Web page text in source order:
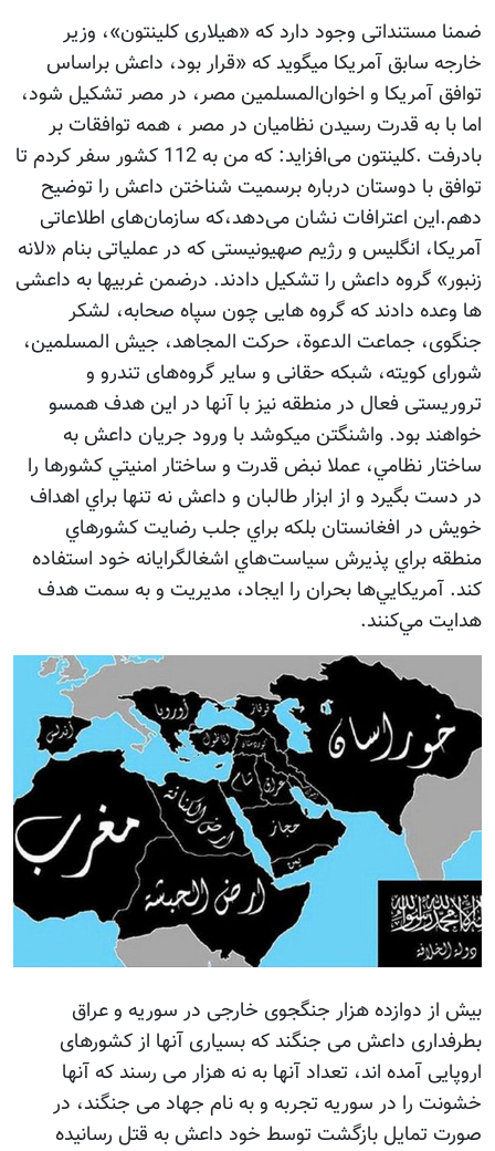
ضمنا مستنداتی وجود دارد که «هیلاری کلینتون»، وزیر
خارجه سابق آمریکا میگوید که «قرار بود، داعش براساس
توافق آمریکا و اخوان‌المسلمین مصر، در مصر تشکیل شود،
اما با به قدرت رسیدن نظامیان در مصر ، همه توافقات بر
بادرفت .کلینتون می‌افزاید: که من به 112 کشور سفر کردم تا
توافق با دوستان درباره برسمیت شناختن داعش را توضیح
دهم.این اعترافات نشان می‌دهد،که سازمان‌های اطلاعاتی
آمریکا، انگلیس و رژیم صهیونیستی که در عملیاتی بنام «لانه
زنبور» گروه داعش را تشکیل دادند. درضمن غربیها به داعشی
ها وعده دادند که گروه هایی چون سپاه صحابه، لشکر
جنگوی، جماعت الدعوة، حرکت المجاهد، جیش المسلمین،
شورای کویته، شبکه حقانی و سایر گروه‌های تندرو و
تروریستی فعال در منطقه نیز با آنها در این هدف همسو
خواهند بود. واشنگتن میکوشد با ورود جريان داعش به
ساختار نظامي، عملا نبض قدرت و ساختار امنيتي کشورها را
در دست بگيرد و از ابزار طالبان و داعش نه‌ تنها براي اهداف
خويش در افغانستان بلكه براي جلب رضايت كشورهاي
منطقه براي پذيرش سياست‌هاي اشغالگرايانه خود استفاده
‌كند. آمريكايي‌ها بحران را ايجاد، مديريت و به سمت هدف
هدايت مي‌‌كنند.
بیش از دوازده هزار جنگجوی خارجی در سوریه و عراق
بطرفداری داعش می جنگند که بسیاری آنها از کشورهای
اروپایی آمده اند، تعداد آنها به نه هزار می رسند که آنها
خشونت را در سوریه تجربه و به نام جهاد می جنگند، در
صورت تمایل بازگشت توسط خود داعش به قتل رسانیده